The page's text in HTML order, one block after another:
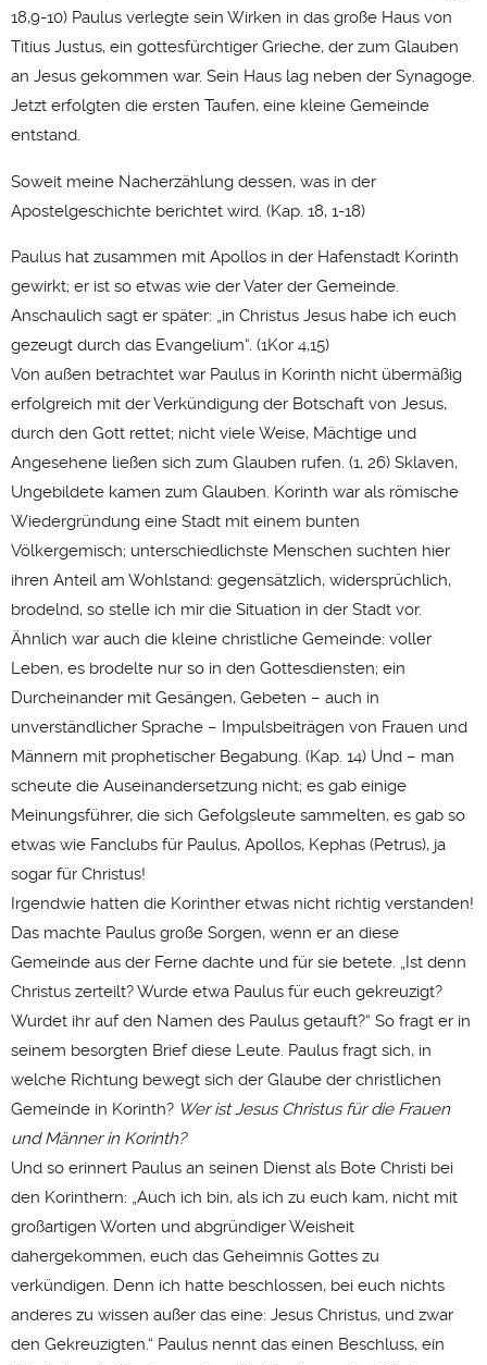
18,9-10) Paulus verlegte sein Wirken in das große Haus von
Titius Justus, ein gottesfürchtiger Grieche, der zum Glauben
an Jesus gekommen war. Sein Haus lag neben der Synagoge.
Jetzt erfolgten die ersten Taufen, eine kleine Gemeinde
entstand.
Soweit meine Nacherzählung dessen, was in der
Apostelgeschichte berichtet wird. (Kap. 18, 1-18)
Paulus hat zusammen mit Apollos in der Hafenstadt Korinth
gewirkt; er ist so etwas wie der Vater der Gemeinde.
Anschaulich sagt er später: „in Christus Jesus habe ich euch
gezeugt durch das Evangelium“. (1Kor 4,15)
Von außen betrachtet war Paulus in Korinth nicht übermäßig
erfolgreich mit der Verkündigung der Botschaft von Jesus,
durch den Gott rettet; nicht viele Weise, Mächtige und
Angesehene ließen sich zum Glauben rufen. (1, 26) Sklaven,
Ungebildete kamen zum Glauben. Korinth war als römische
Wiedergründung eine Stadt mit einem bunten
Völkergemisch; unterschiedlichste Menschen suchten hier
ihren Anteil am Wohlstand: gegensätzlich, widersprüchlich,
brodelnd, so stelle ich mir die Situation in der Stadt vor.
Ähnlich war auch die kleine christliche Gemeinde: voller
Leben, es brodelte nur so in den Gottesdiensten; ein
Durcheinander mit Gesängen, Gebeten – auch in
unverständlicher Sprache – Impulsbeiträgen von Frauen und
Männern mit prophetischer Begabung. (Kap. 14) Und – man
scheute die Auseinandersetzung nicht; es gab einige
Meinungsführer, die sich Gefolgsleute sammelten, es gab so
etwas wie Fanclubs für Paulus, Apollos, Kephas (Petrus), ja
sogar für Christus!
Irgendwie hatten die Korinther etwas nicht richtig verstanden!
Das machte Paulus große Sorgen, wenn er an diese
Gemeinde aus der Ferne dachte und für sie betete. „Ist denn
Christus zerteilt? Wurde etwa Paulus für euch gekreuzigt?
Wurdet ihr auf den Namen des Paulus getauft?“ So fragt er in
seinem besorgten Brief diese Leute. Paulus fragt sich, in
welche Richtung bewegt sich der Glaube der christlichen
Gemeinde in Korinth? Wer ist Jesus Christus für die Frauen
und Männer in Korinth?
Und so erinnert Paulus an seinen Dienst als Bote Christi bei
den Korinthern: „Auch ich bin, als ich zu euch kam, nicht mit
großartigen Worten und abgründiger Weisheit
dahergekommen, euch das Geheimnis Gottes zu
verkündigen. Denn ich hatte beschlossen, bei euch nichts
anderes zu wissen außer das eine: Jesus Christus, und zwar
den Gekreuzigten.“ Paulus nennt das einen Beschluss, ein